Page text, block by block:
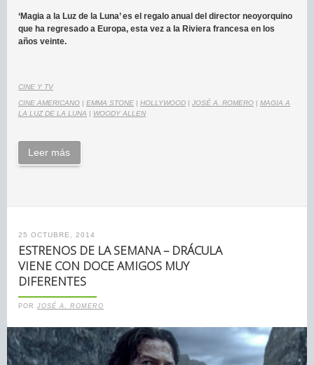
‘Magia a la Luz de la Luna’ es el regalo anual del director neoyorquino
que ha regresado a Europa, esta vez a la Riviera francesa en los
años veinte.
CINE Y TV
CINE AMERICANO | EMMA STONE | HOLLYWOOD | JOSÉ A. ROMERO | MAGIA A
LA LUZ DE LA LUNA | WOODY ALLEN
Leer más
25 OCTUBRE, 2014
ESTRENOS DE LA SEMANA – DRÁCULA
VIENE CON DOCE AMIGOS MUY
DIFERENTES
POR JOSÉ A. ROMERO